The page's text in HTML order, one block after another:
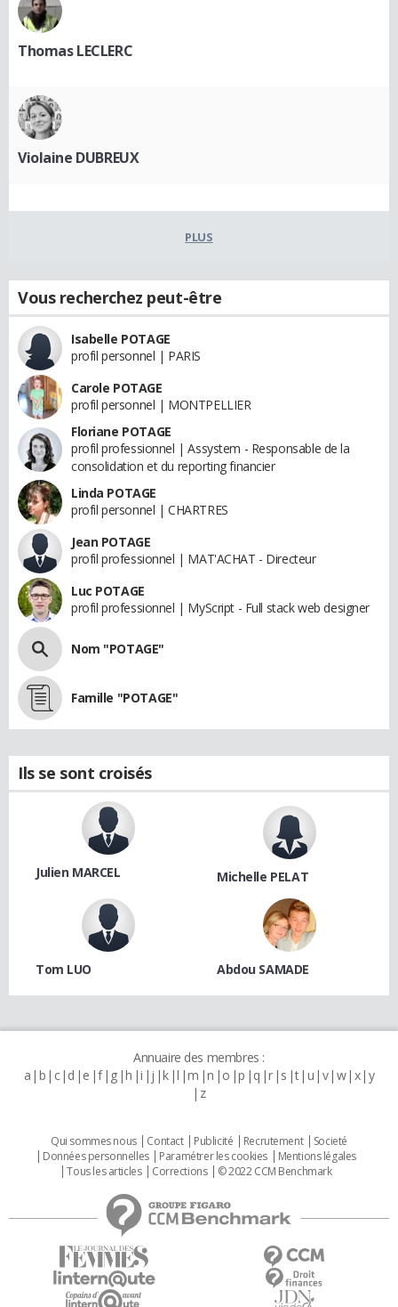
Thomas LECLERC
Violaine DUBREUX
PLUS
Vous recherchez peut-être
Isabelle POTAGE
profil personnel | PARIS
Carole POTAGE
profil personnel | MONTPELLIER
Floriane POTAGE
profil professionnel | Assystem - Responsable de la
consolidation et du reporting financier
Linda POTAGE
profil personnel | CHARTRES
Jean POTAGE
profil professionnel | MAT'ACHAT - Directeur
Luc POTAGE
profil professionnel | MyScript - Full stack web designer
Nom "POTAGE"
Famille "POTAGE"
Ils se sont croisés
Julien MARCEL Michelle PELAT
Tom LUO Abdou SAMADE
Annuaire des membres :
a b c d e f g h i j k l m n o p q r s t u v w x y
z
Qui sommes nous Contact Publicité Recrutement
Societé
Données personnelles
Paramétrer les cookies
Mentions légales
Tous les articles
Corrections © 2022 CCM Benchmark